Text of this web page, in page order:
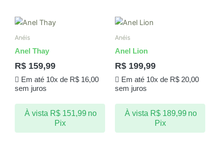
Anéis
Anel Thay
R$ 159,99
Em até 10x de R$16,00
sem juros
À vista R$151,99 no
Pix
Anéis
Anel Lion
R$ 199,99
Em até 10x de R$20,00
sem juros
À vista R$189,99 no
Pix